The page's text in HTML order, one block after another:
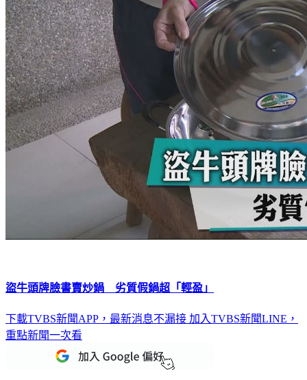
盜牛頭牌臉書賣炒鍋 劣質假鍋超「輕盈」
下載TVBS新聞APP，最新消息不漏接 加入TVBS新聞LINE，
重點新聞一次看